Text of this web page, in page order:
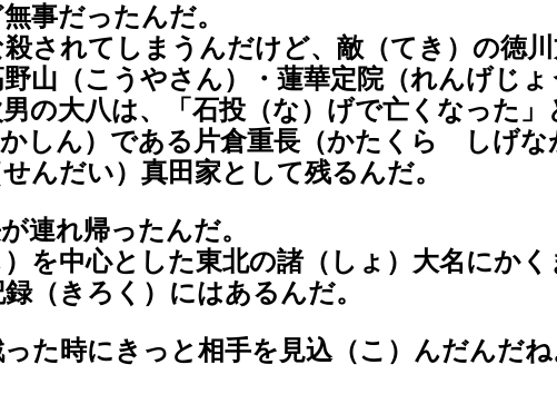
事だったんだ。
されてしまうんだけど、敵（てき）の徳
山（こうやさん）・蓮華定院（れんげじょ
の大八は、「石投（な）げで亡くなった」
しん）である片倉重長（かたくら しげな
んだい）真田家として残るんだ。
連れ帰ったんだ。
を中心とした東北の諸（しょ）大名にか
（きろく）にはあるんだ。
た時にきっと相手を見込（こ）んだんだね